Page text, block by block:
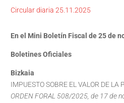
Circular diaria 25.11.2025
En el Mini Boletín Fiscal de 25 de
Boletines Oficiales
Bizkaia
IMPUESTO SOBRE EL VALOR DE LA
ORDEN FORAL 508/2025, de 17 de